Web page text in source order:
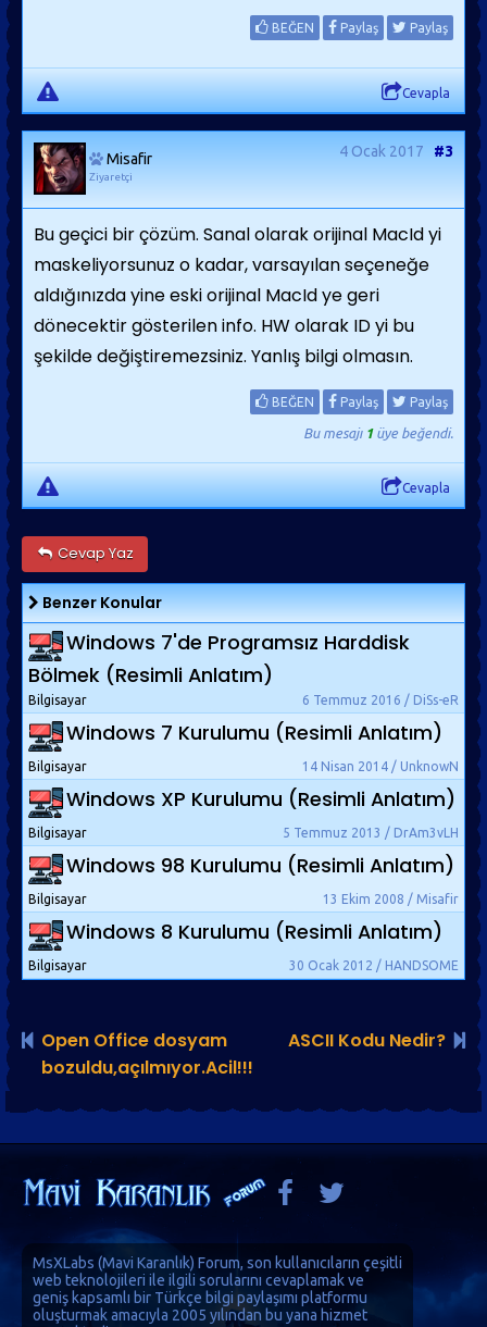
BEĞEN Paylaş Paylaş
Cevapla
Misafir
Ziyaretçi
4 Ocak 2017 #3
Bu geçici bir çözüm. Sanal olarak orijinal MacId yi
maskeliyorsunuz o kadar, varsayılan seçeneğe
aldığınızda yine eski orijinal MacId ye geri
dönecektir gösterilen info. HW olarak ID yi bu
şekilde değiştiremezsiniz. Yanlış bilgi olmasın.
BEĞEN Paylaş Paylaş
Bu mesajı 1üye beğendi.
Cevapla
Cevap Yaz
Benzer Konular
Windows 7'de Programsız Harddisk
Bölmek (Resimli Anlatım)
6 Temmuz 2016 / DiSs-eR
Bilgisayar
Windows 7 Kurulumu (Resimli Anlatım)
14 Nisan 2014 / UnknowN
Bilgisayar
Windows XP Kurulumu (Resimli Anlatım)
5 Temmuz 2013 / DrAm3vLH
Bilgisayar
Windows 98 Kurulumu (Resimli Anlatım)
13 Ekim 2008 / Misafir
Bilgisayar
Windows 8 Kurulumu (Resimli Anlatım)
30 Ocak 2012 / HANDSOME
Bilgisayar
Open Office dosyam
bozuldu,açılmıyor.Acil!!!
ASCII Kodu Nedir?
MsXLabs (Mavi Karanlık) Forum, son kullanıcıların çeşitli
web teknolojileri ile ilgili sorularını cevaplamak ve
geniş kapsamlı bir Türkçe bilgi paylaşımı platformu
oluşturmak amacıyla 2005 yılından bu yana hizmet